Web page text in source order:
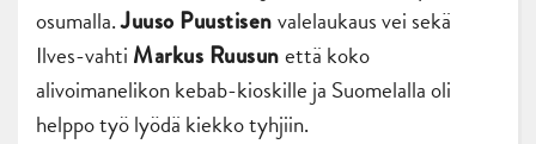
osumalla.Juuso Puustisenvalelaukaus vei sekä
Ilves-vahti Markus Ruusunettä koko
alivoimanelikon kebab-kioskille ja Suomelalla oli
helppo työ lyödä kiekko tyhjiin.